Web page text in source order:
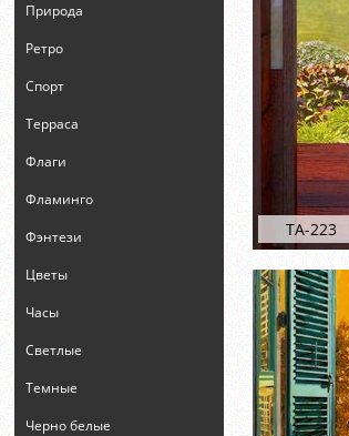
Природа
Ретро
Спорт
Терраса
Флаги
Фламинго
Фэнтези
Цветы
Часы
Светлые
Темные
Черно белые
ТА-223